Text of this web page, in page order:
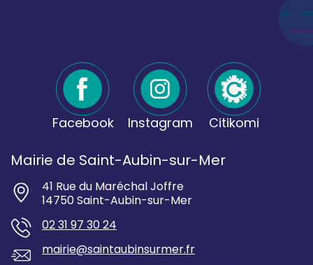
Facebook Instagram Citikomi
Mairie de Saint-Aubin-sur-Mer
41 Rue du Maréchal Joffre
14750 Saint-Aubin-sur-Mer
02 31 97 30 24
mairie@saintaubinsurmer.fr